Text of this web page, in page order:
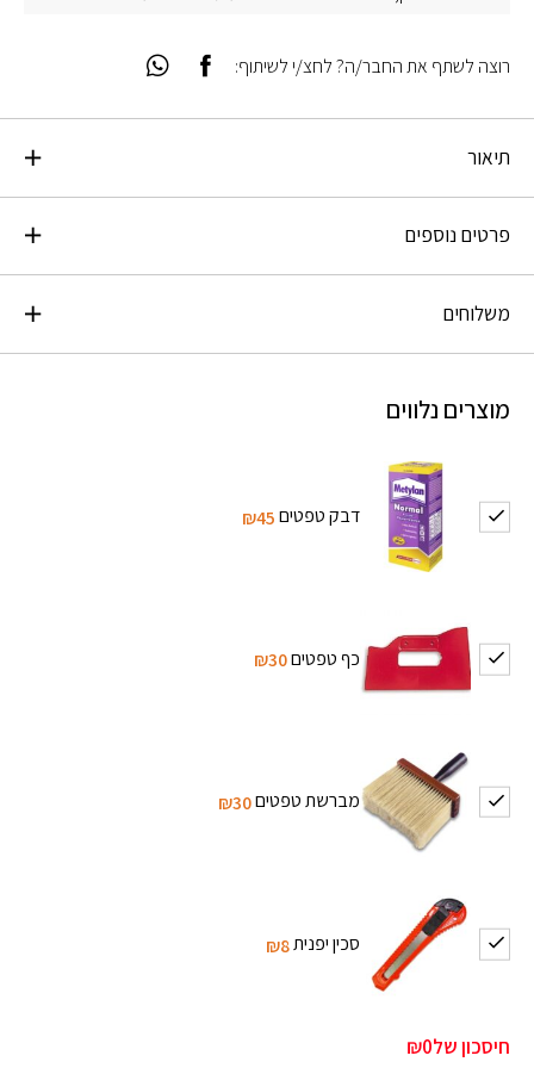
תיאור
פרטים נוספים
משלוחים
מוצרים נלווים
דבק טפטים₪45
כף טפטים₪30
מברשת טפטים₪30
סכין יפנית₪8
חיסכון של₪0
רוצה לשתף את החבר/ה? לחצ/י לשיתוף: